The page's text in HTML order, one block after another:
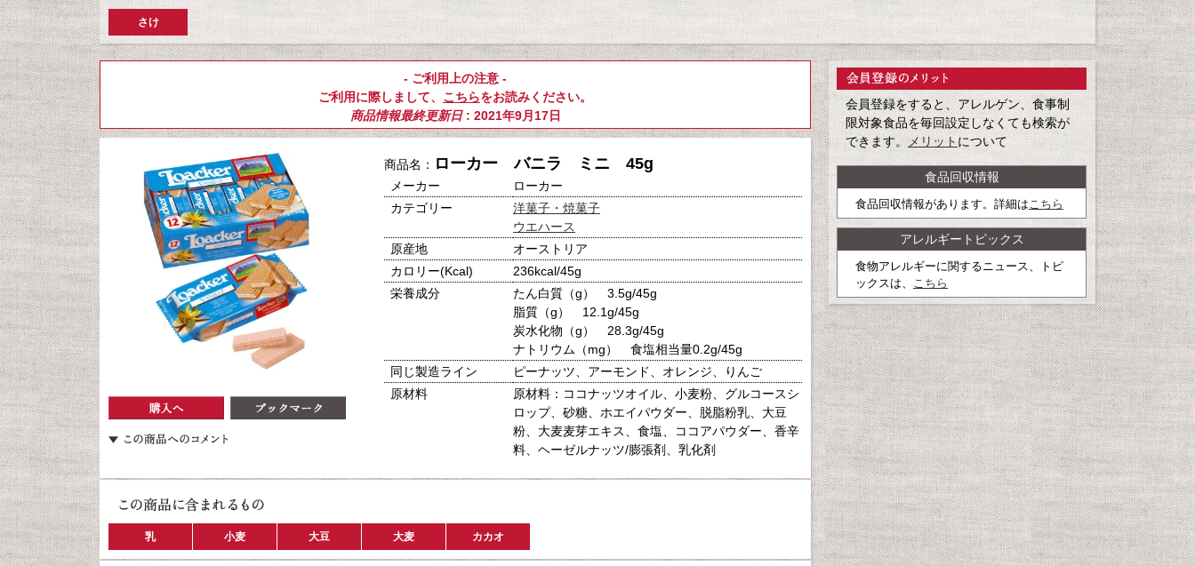
さけ
- ご利用上の注意 -
ご利用に際しまして、 こちらをお読みください。
商品情報最終更新日: 2021年9月17日
商品名： ローカー バニラ ミニ 45g
メーカー
ローカー
カテゴリー
洋菓子・焼菓子
ウエハース
原産地
オーストリア
カロリー(Kcal)
236kcal/45g
栄養成分
たん白質（g） 3.5g/45g
脂質（g） 12.1g/45g
炭水化物（g） 28.3g/45g
ナトリウム（mg） 食塩相当量0.2g/45g
同じ製造ライン
ピーナッツ、アーモンド、オレンジ、りんご
原材料
原材料：ココナッツオイル、小麦粉、グルコースシ
ロップ、砂糖、ホエイパウダー、脱脂粉乳、大豆
粉、大麦麦芽エキス、食塩、ココアパウダー、香辛
料、ヘーゼルナッツ/膨張剤、乳化剤
乳 小麦 大豆 大麦 カカオ
会員登録をすると、アレルゲン、食事制
限対象食品を毎回設定しなくても検索が
できます。メリットについて
食品回収情報
食品回収情報があります。詳細は こちら
アレルギートピックス
食物アレルギーに関するニュース、トピ
ックスは、
こちら